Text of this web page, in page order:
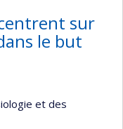
sur
le but
et des